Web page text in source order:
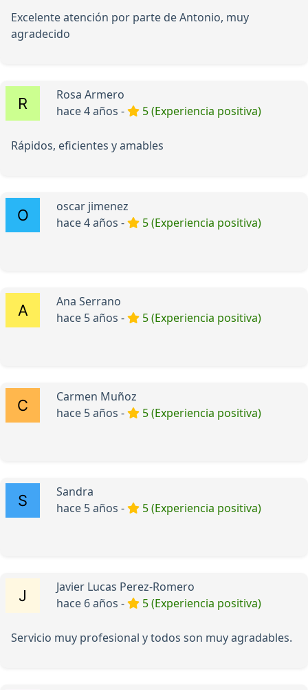
Excelente atención por parte de Antonio, muy
agradecido
Rosa Armero
hace 4 años -
5 (Experiencia positiva)
Rápidos, eficientes y amables
oscar jimenez
hace 4 años -
5 (Experiencia positiva)
Ana Serrano
hace 5 años -
5 (Experiencia positiva)
Carmen Muñoz
hace 5 años -
5 (Experiencia positiva)
Sandra
hace 5 años -
5 (Experiencia positiva)
Javier Lucas Perez-Romero
hace 6 años -
5 (Experiencia positiva)
Servicio muy profesional y todos son muy agradables.